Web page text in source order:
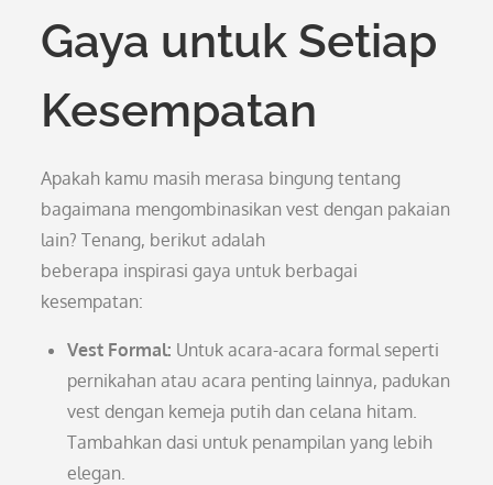
Gaya untuk Setiap
Kesempatan
Apakah kamu masih merasa bingung tentang
bagaimana mengombinasikan vest dengan pakaian
lain? Tenang, berikut adalah
beberapa inspirasi gaya untuk berbagai
kesempatan:
Vest Formal: Untuk acara-acara formal seperti
pernikahan atau acara penting lainnya, padukan
vest dengan kemeja putih dan celana hitam.
Tambahkan dasi untuk penampilan yang lebih
elegan.